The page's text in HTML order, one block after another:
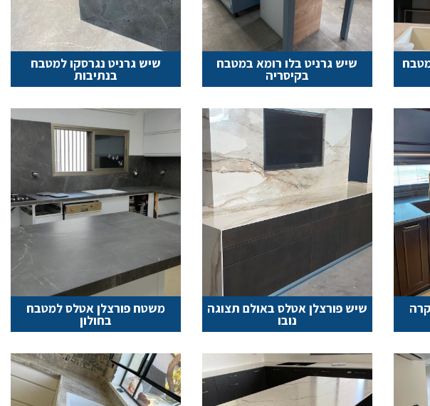
שיש גרניט בלו רומא במטבח
בקיסריה
שיש גרניט נגרסקו למטבח
בנתיבות
שיש פורצלן אטלס באולם תצוגה
נובו
משטח פורצלן אטלס למטבח
בחולון